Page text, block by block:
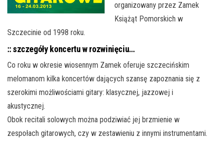
organizowany przez Zamek
Książąt Pomorskich w
Szczecinie od 1998 roku.
:: szczegóły koncertu w rozwinięciu…
Co roku w okresie wiosennym Zamek oferuje szczecińskim
melomanom kilka koncertów dających szansę zapoznania się z
szerokimi możliwościami gitary: klasycznej, jazzowej i
akustycznej.
Obok recitali solowych można podziwiać jej brzmienie w
zespołach gitarowych, czy w zestawieniu z innymi instrumentami.